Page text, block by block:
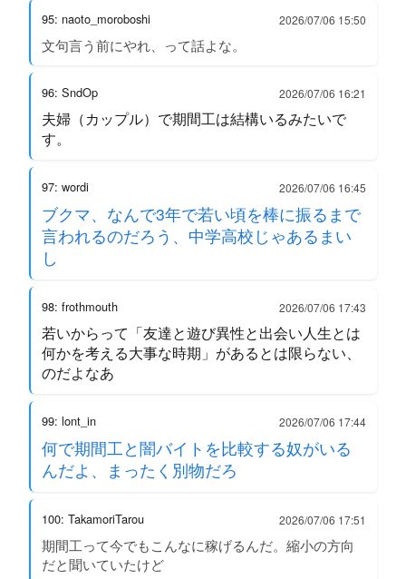
95: naoto_moroboshi 2026/07/06 15:50
文句言う前にやれ、って話よな。
96: SndOp 2026/07/06 16:21
夫婦（カップル）で期間工は結構いるみたいで
す。
97: wordi 2026/07/06 16:45
ブクマ、なんで3年で若い頃を棒に振るまで
言われるのだろう、中学高校じゃあるまい
し
98: frothmouth 2026/07/06 17:43
若いからって「友達と遊び異性と出会い人生とは
何かを考える大事な時期」があるとは限らない、
のだよなあ
99: lont_in 2026/07/06 17:44
何で期間工と闇バイトを比較する奴がいる
んだよ、まったく別物だろ
100: TakamoriTarou 2026/07/06 17:51
期間工って今でもこんなに稼げるんだ。縮小の方向
だと聞いていたけど